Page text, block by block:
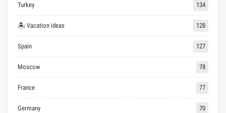
Turkey 134
🏝 Vacation ideas 128
Spain 127
Moscow 78
France 77
Germany 70